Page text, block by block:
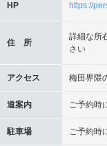
HP https://
住 所
詳細な所
さい
アクセス 梅田界隈
道案内 ご予約時
駐車場 ご予約時